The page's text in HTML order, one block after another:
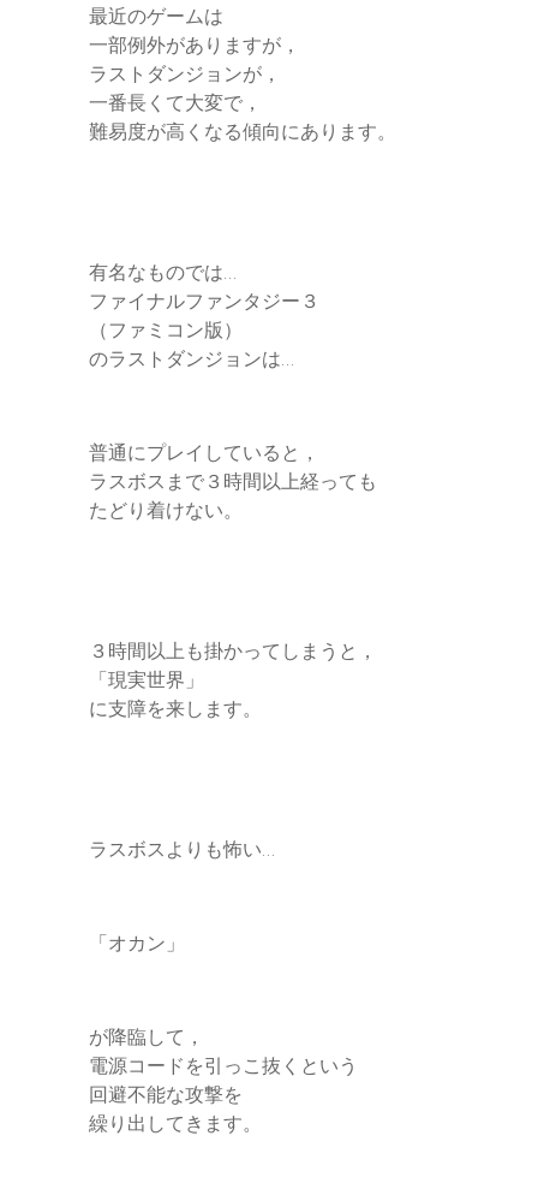
最近のゲームは
一部例外がありますが，
ラストダンジョンが，
一番長くて大変で，
難易度が高くなる傾向にあります。
有名なものでは…
ファイナルファンタジー３
（ファミコン版）
のラストダンジョンは…
普通にプレイしていると，
ラスボスまで３時間以上経っても
たどり着けない。
３時間以上も掛かってしまうと，
「現実世界」
に支障を来します。
ラスボスよりも怖い…
「オカン」
が降臨して，
電源コードを引っこ抜くという
回避不能な攻撃を
繰り出してきます。